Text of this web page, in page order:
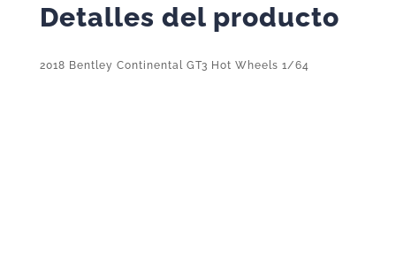
Detalles del producto
2018 Bentley Continental GT3 Hot Wheels 1/64